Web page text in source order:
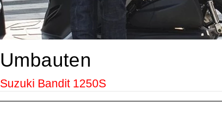
Umbauten
Suzuki Bandit 1250S